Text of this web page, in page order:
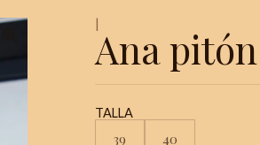
|
Ana pitón
TALLA
39 40